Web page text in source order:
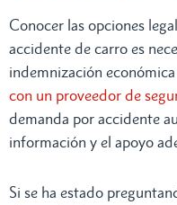
Conocer las opciones
accidente de carro es
indemnización
con un proveedor de
demanda por accidente
información y el apoyo
Si se ha estado